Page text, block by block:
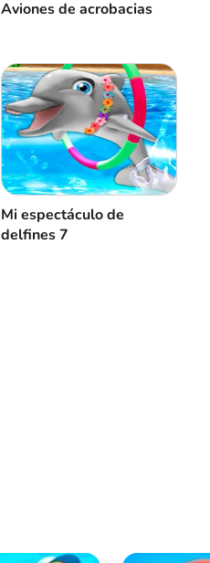
Aviones de acrobacias
Mi espectáculo de
delfines 7